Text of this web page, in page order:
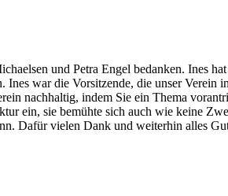
und Petra Engel bedanken. Ines
war die Vorsitzende, die unser Verein
nachhaltig, indem Sie ein Thema
ein, sie bemühte sich auch wie keine
Dafür vielen Dank und weiterhin alles